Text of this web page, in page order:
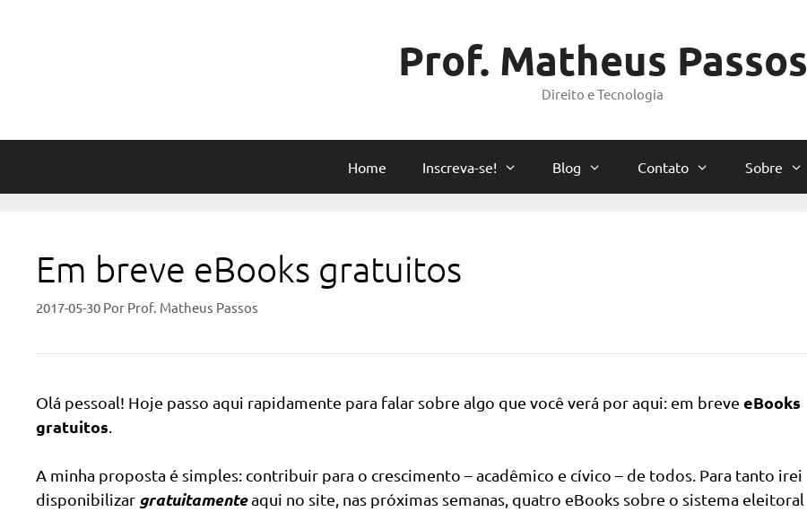
Prof. Matheus Passos
Direito e Tecnologia
Home Inscreva-se! Blog Contato Sobre
Em breve eBooks gratuitos
2017-05-30 Por Prof. Matheus Passos
Olá pessoal! Hoje passo aqui rapidamente para falar sobre algo que você verá por aqui: em breve eBooks
gratuitos
A minha proposta é simples: contribuir para o crescimento – acadêmico e cívico – de todos. Para tanto irei
disponibilizar gratuitamenteaqui no site, nas próximas semanas, quatro eBooks sobre o sistema eleitoral